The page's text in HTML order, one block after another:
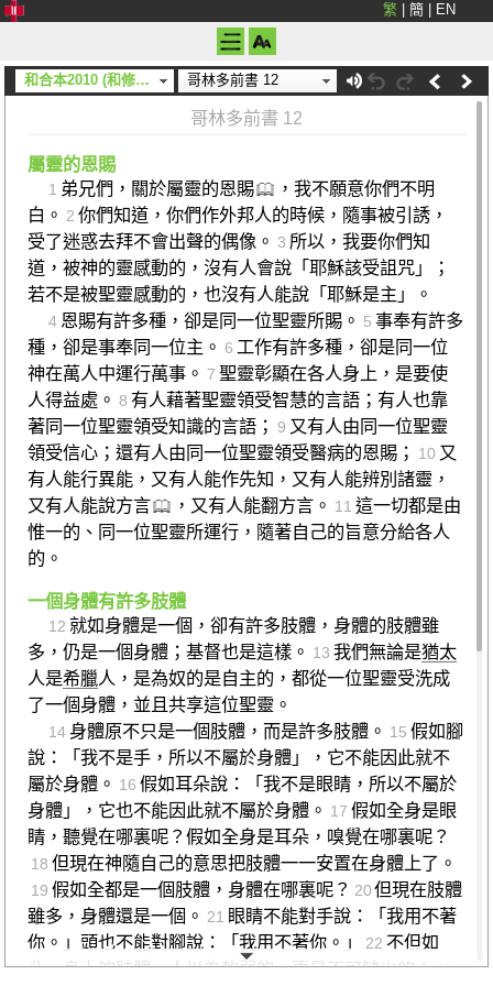
繁 簡 EN
和合本2010 (和修) (神版) 哥林多前書 12
哥林多前書 12
屬靈的恩賜
1 弟兄們，關於屬靈的恩賜
，我不願意你們不明
白。 2 你們知道，你們作外邦人的時候，隨事被引誘，
受了迷惑去拜不會出聲的偶像。 3 所以，我要你們知
道，被神的靈感動的，沒有人會說「耶穌該受詛咒」；
若不是被聖靈感動的，也沒有人能說「耶穌是主」。
4 恩賜有許多種，卻是同一位聖靈所賜。 5 事奉有許多
種，卻是事奉同一位主。 6 工作有許多種，卻是同一位
神在萬人中運行萬事。 7 聖靈彰顯在各人身上，是要使
人得益處。 8 有人藉著聖靈領受智慧的言語；有人也靠
著同一位聖靈領受知識的言語；
9 又有人由同一位聖靈
領受信心；還有人由同一位聖靈領受醫病的恩賜；
10 又
有人能行異能，又有人能作先知，又有人能辨別諸靈，
又有人能說方言
，又有人能翻方言。 11 這一切都是由
惟一的、同一位聖靈所運行，隨著自己的旨意分給各人
的。
一個身體有許多肢體
12 就如身體是一個，卻有許多肢體，身體的肢體雖
多，仍是一個身體；基督也是這樣。 13 我們無論是猶太
人是希臘 人，是為奴的是自主的，都從一位聖靈受洗成
了一個身體，並且共享這位聖靈。
14 身體原不只是一個肢體，而是許多肢體。 15 假如腳
說：「我不是手，所以不屬於身體」，它不能因此就不
屬於身體。 16 假如耳朵說：「我不是眼睛，所以不屬於
身體」，它也不能因此就不屬於身體。 17 假如全身是眼
睛，聽覺在哪裏呢？假如全身是耳朵，嗅覺在哪裏呢？
18 但現在神隨自己的意思把肢體一一安置在身體上了。
19 假如全都是一個肢體，身體在哪裏呢？ 20 但現在肢體
雖多，身體還是一個。 21 眼睛不能對手說：「我用不著
你。」頭也不能對腳說：「我用不著你。」
22 不但如
此，身上的肢體，人以為軟弱的，更是不可缺少的；23